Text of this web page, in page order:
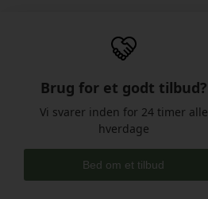
Brug for et godt tilbud?
Vi svarer inden for 24 timer alle
hverdage
Bed om et tilbud